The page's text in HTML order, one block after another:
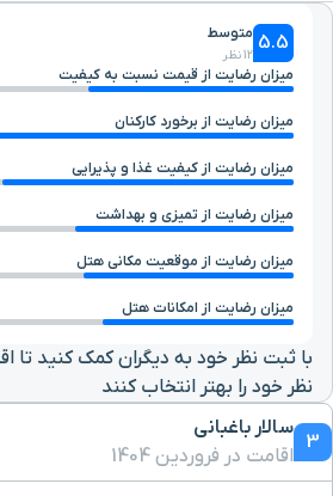
5.5 متوسط
12 نظر
میزان رضایت از قیمت نسبت به کیفیت
میزان رضایت از برخورد کارکنان
میزان رضایت از کیفیت غذا و پذیرایی
میزان رضایت از تمیزی و بهداشت
میزان رضایت از موقعیت مکانی هتل
میزان رضایت از امکانات هتل
با ثبت نظر خود به دیگران کمک کنید تا
نظر خود را بهتر انتخاب کنند
3
سالار باغبانی
اقامت در فروردین 1404